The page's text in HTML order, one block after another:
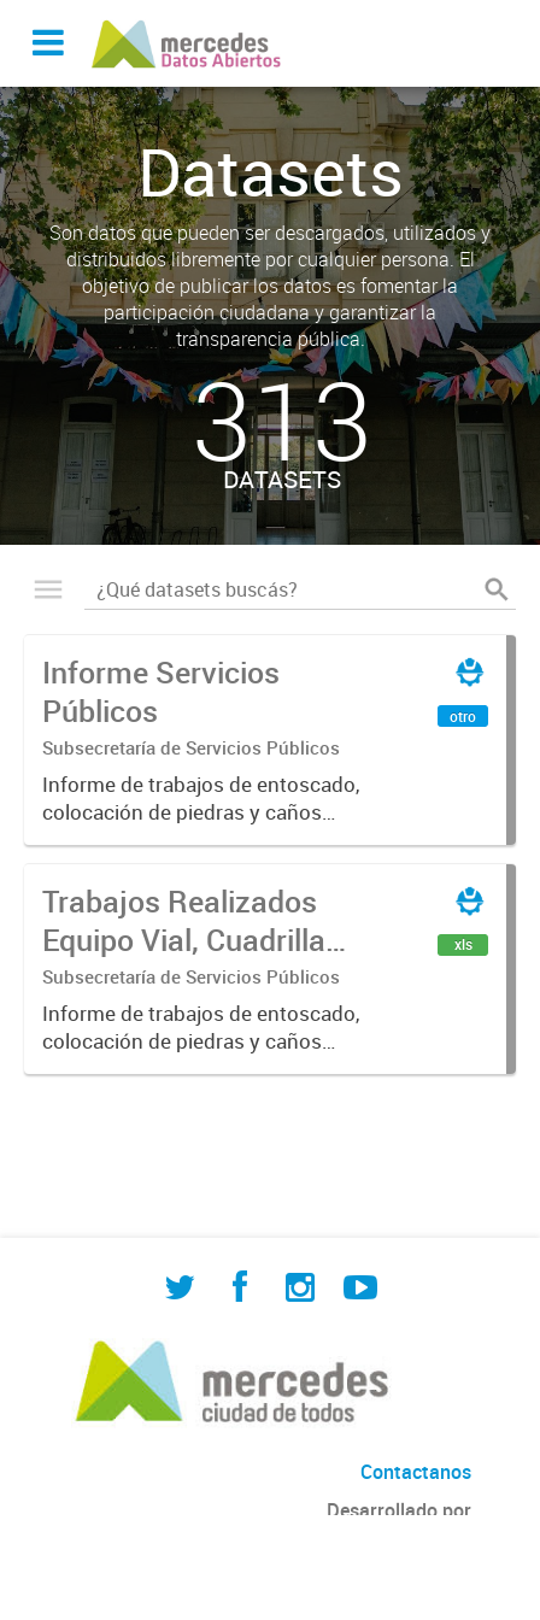
Datasets
Son datos que pueden ser descargados, utilizados y
distribuidos libremente por cualquier persona. El
objetivo de publicar los datos es fomentar la
participación ciudadana y garantizar la
transparencia pública.
313
DATASETS
Informe Servicios
Públicos
Subsecretaría de Servicios Públicos
Informe de trabajos de entoscado,
colocación de piedras y caños
(zanjeo - cruce de calles) Informe
construcción, colocación de tapa
registro, reparación...
otro
Trabajos Realizados
Equipo Vial, Cuadrilla
Bacheo, Servicio
Eléctrico - Noviembre
2021
Subsecretaría de Servicios Públicos
Informe de trabajos de entoscado,
colocación de piedras y caños
(zanjeo - cruce de calles) Informe
xls
Contactanos
Desarrollado por